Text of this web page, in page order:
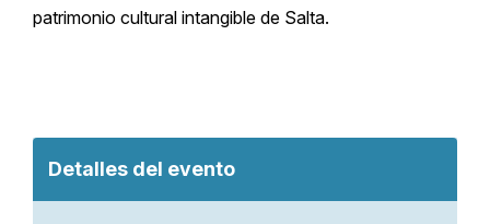
patrimonio cultural intangible de Salta.
Detalles del evento